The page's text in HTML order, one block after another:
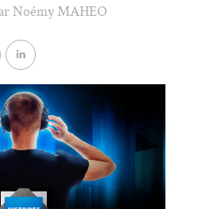
Noémy MAHEO